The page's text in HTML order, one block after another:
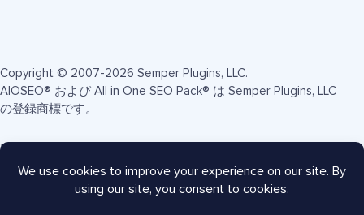
Copyright © 2007-2026 Semper Plugins, LLC.
AIOSEO® および All in One SEO Pack® は Semper Plugins, LLC
の登録商標です。
利用規約
AIOSEOクーポン